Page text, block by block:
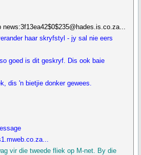
haar skryfstyl - jy sal nie eers
goed is dit geskryf. Dis ook baie
dis 'n bietjie donker gewees.
vir die tweede fliek op M-net. By die